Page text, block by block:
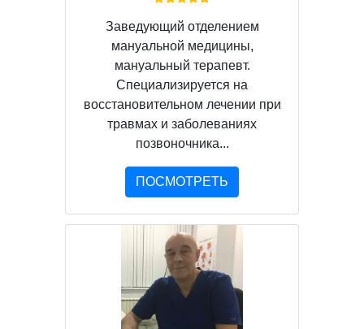
Заведующий отделением
мануальной медицины,
мануальный терапевт.
Специализируется на
восстановительном лечении при
травмах и заболеваниях
позвоночника...
ПОСМОТРЕТЬ